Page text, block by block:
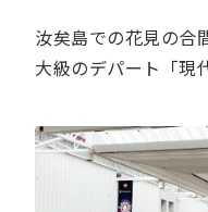
汝矣島での花見の合
大級のデパート「現